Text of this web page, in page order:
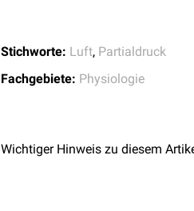
Stichworte: Luft, Partialdruck
Fachgebiete: Physiologie
Wichtiger Hinweis zu diesem